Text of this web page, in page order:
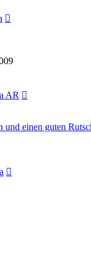
AR
und einen guten